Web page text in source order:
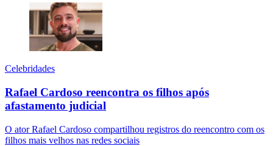
Celebridades
Rafael Cardoso reencontra os filhos após
afastamento judicial
O ator Rafael Cardoso compartilhou registros do reencontro com os
filhos mais velhos nas redes sociais